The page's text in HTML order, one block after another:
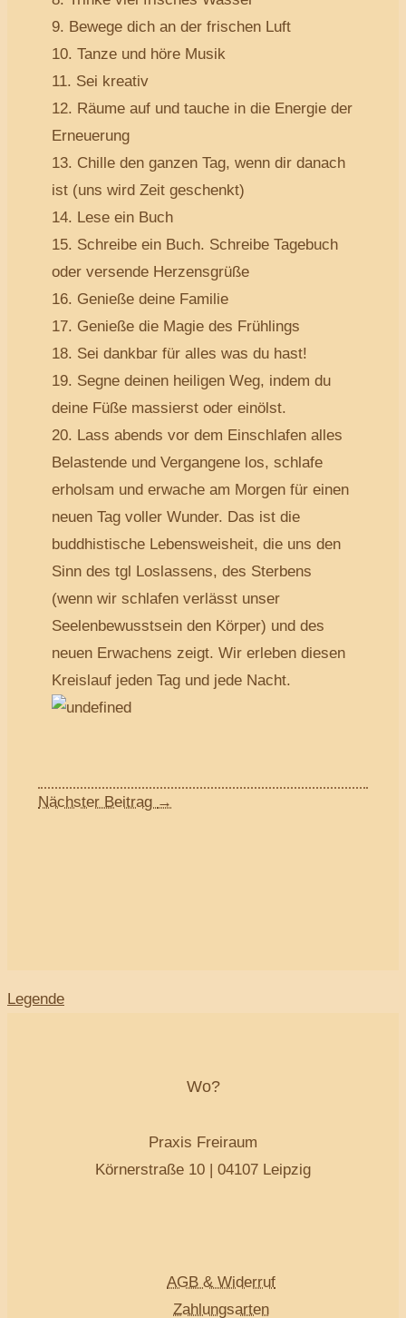
9. Bewege dich an der frischen Luft
10. Tanze und höre Musik
11. Sei kreativ
12. Räume auf und tauche in die Energie der
Erneuerung
13. Chille den ganzen Tag, wenn dir danach
ist (uns wird Zeit geschenkt)
14. Lese ein Buch
15. Schreibe ein Buch. Schreibe Tagebuch
oder versende Herzensgrüße
16. Genieße deine Familie
17. Genieße die Magie des Frühlings
18. Sei dankbar für alles was du hast!
19. Segne deinen heiligen Weg, indem du
deine Füße massierst oder einölst.
20. Lass abends vor dem Einschlafen alles
Belastende und Vergangene los, schlafe
erholsam und erwache am Morgen für einen
neuen Tag voller Wunder. Das ist die
buddhistische Lebensweisheit, die uns den
Sinn des tgl Loslassens, des Sterbens
(wenn wir schlafen verlässt unser
Seelenbewusstsein den Körper) und des
neuen Erwachens zeigt. Wir erleben diesen
Kreislauf jeden Tag und jede Nacht.
Nächster Beitrag →
Legende
Wo?
Praxis Freiraum
Körnerstraße 10 | 04107 Leipzig
AGB & Widerruf
Zahlungsarten